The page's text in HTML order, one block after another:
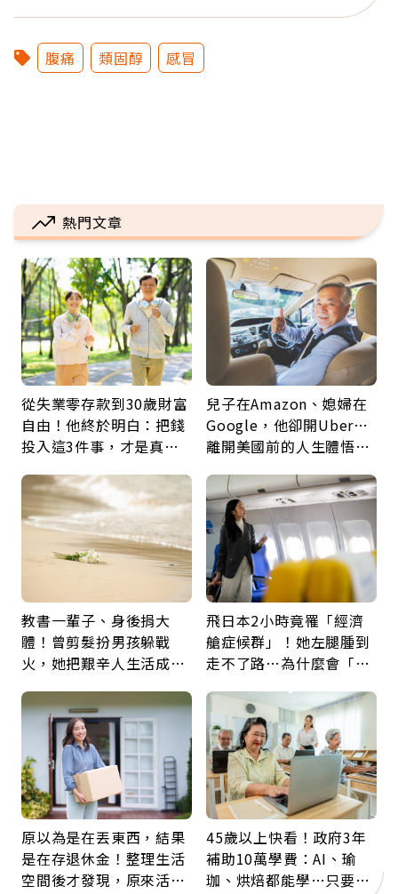
腹痛 類固醇 感冒
熱門文章
從失業零存款到30歲財富
自由！他終於明白：把錢
投入這3件事，才是真正
兒子在Amazon、媳婦在
Google，他卻開Uber…
離開美國前的人生體悟：
教書一輩子、身後捐大
體！曾剪髮扮男孩躲戰
火，她把艱辛人生活成風
福
飛日本2小時竟罹「經濟
艙症候群」！她左腿腫到
走不了路…為什麼會「靜
原以為是在丟東西，結果
是在存退休金！整理生活
空間後才發現，原來活得
45歲以上快看！政府3年
補助10萬學費：AI、瑜
珈、烘焙都能學…只要願